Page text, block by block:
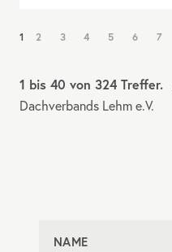
NAV:
1 2 3 4 5 6 7
1 bis 40 von 324 Treffer.
Dachverbands Lehm e.V.
NAME